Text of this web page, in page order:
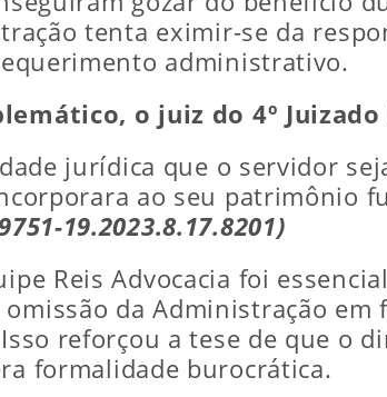
tenta eximir-se da
administrativo.
o juiz do 4º
jurídica que o servidor
ao seu patrimônio
19.2023.8.17.8201)
Reis Advocacia foi
da Administração
reforçou a tese de que o
formalidade burocrática.